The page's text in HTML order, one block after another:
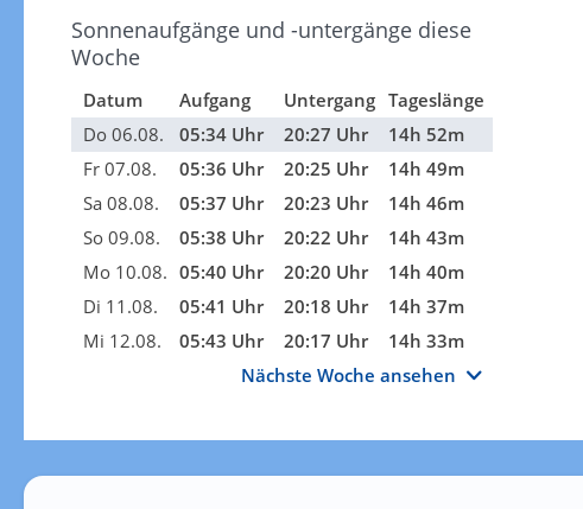
Sonnenaufgänge und -untergänge diese
Woche
Datum Aufgang Untergang Tageslänge
Do 06.08.
05:34 Uhr 20:27 Uhr
14h 52m
Fr 07.08.
05:36 Uhr 20:25 Uhr
14h 49m
Sa 08.08.
05:37 Uhr 20:23 Uhr
14h 46m
So 09.08.
05:38 Uhr 20:22 Uhr
14h 43m
Mo 10.08. 05:40 Uhr 20:20 Uhr
14h 40m
Di 11.08.
05:41 Uhr 20:18 Uhr
14h 37m
Mi 12.08.
05:43 Uhr 20:17 Uhr
14h 33m
Nächste Woche ansehen